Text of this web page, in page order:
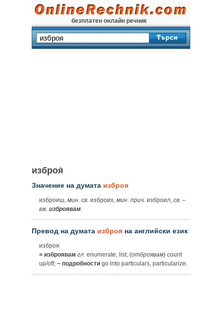
безплатен онлайн речник
изброя̀
Значение на думата изброя
изброиш, мин. св. изброих, мин. прич. изброил, св. –
вж. изброявам.
Превод на думата изброя на английски език
изброя
= изброявам гл. enumerate, list; (отброявам) count
up/off; ~ подробности go into particulars, particularize.